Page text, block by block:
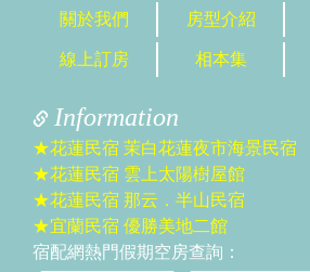
關於我們 房型介紹
線上訂房 相本集
Information
★花蓮民宿 茉白花蓮夜市海景民宿
★花蓮民宿 雲上太陽樹屋館
★花蓮民宿 那云．半山民宿
★宜蘭民宿 優勝美地二館
宿配網熱門假期空房查詢：